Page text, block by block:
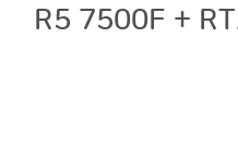
R5 7500F +